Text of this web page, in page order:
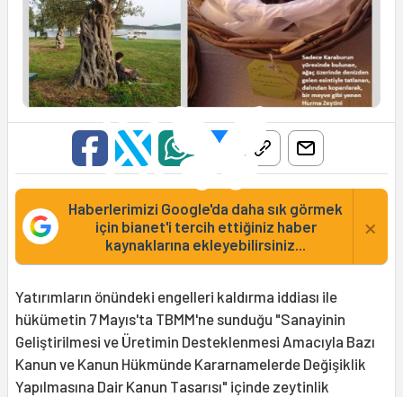
Haberlerimizi Google'da daha sık görmek
için bianet'i tercih ettiğiniz haber
kaynaklarına ekleyebilirsiniz...
×
Yatırımların önündeki engelleri kaldırma iddiası ile
hükümetin 7 Mayıs'ta TBMM'ne sunduğu "Sanayinin
Geliştirilmesi ve Üretimin Desteklenmesi Amacıyla Bazı
Kanun ve Kanun Hükmünde Kararnamelerde Değişiklik
Yapılmasına Dair Kanun Tasarısı" içinde zeytinlik